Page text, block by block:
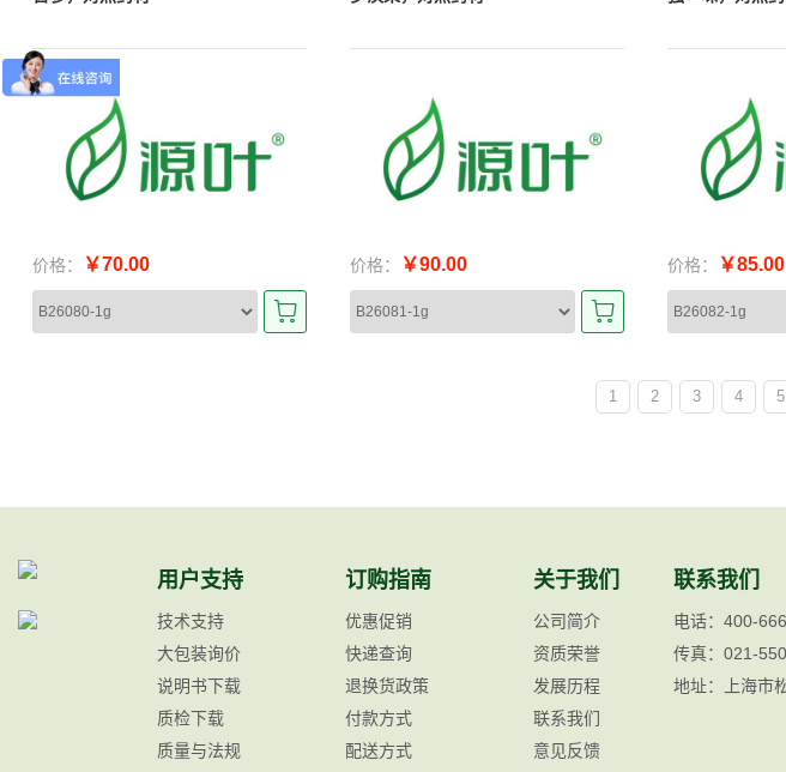
价格： ￥70.00 价格： ￥90.00 价格： ￥85.00
1 2 3 4 5
用户支持
技术支持
大包装询价
说明书下载
质检下载
质量与法规
订购指南
优惠促销
快递查询
退换货政策
付款方式
配送方式
关于我们
公司简介
资质荣誉
发展历程
联系我们
意见反馈
联系我们
电话：400-
传真：021-
地址：上海市